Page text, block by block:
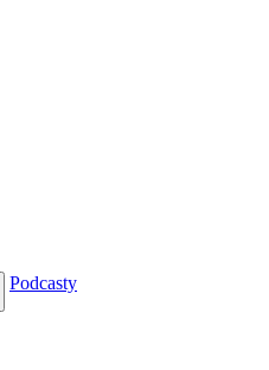
Podcasty